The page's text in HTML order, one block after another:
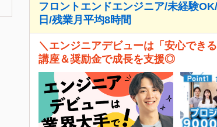
フロントエンドエンジニア/未経験
日/残業月平均8時間
＼エンジニアデビューは「安心でき
講座＆奨励金で成長を支援◎